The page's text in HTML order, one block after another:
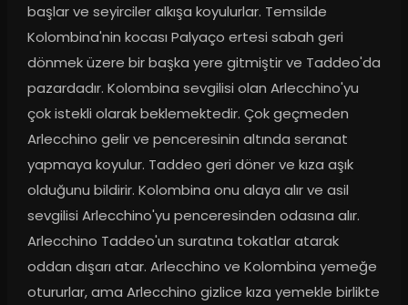
başlar ve seyirciler alkışa koyulurlar. Temsilde
Kolombina'nin kocası Palyaço ertesi sabah geri
dönmek üzere bir başka yere gitmiştir ve Taddeo'da
pazardadır. Kolombina sevgilisi olan Arlecchino'yu
çok istekli olarak beklemektedir. Çok geçmeden
Arlecchino gelir ve penceresinin altında seranat
yapmaya koyulur. Taddeo geri döner ve kıza aşık
olduğunu bildirir. Kolombina onu alaya alır ve asil
sevgilisi Arlecchino'yu penceresinden odasına alır.
Arlecchino Taddeo'un suratına tokatlar atarak
oddan dışarı atar. Arlecchino ve Kolombina yemeğe
otururlar, ama Arlecchino gizlice kıza yemekle birlikte